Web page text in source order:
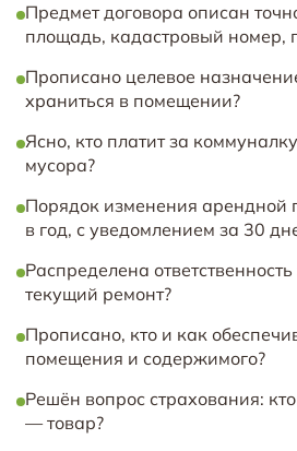
Предмет договора описан
площадь, кадастровый номер,
Прописано целевое
храниться в помещении?
Ясно, кто платит за
мусора?
Порядок изменения арендной
в год, с уведомлением за 30
Распределена
текущий ремонт?
Прописано, кто и как
помещения и содержимого?
Решён вопрос страхования:
— товар?